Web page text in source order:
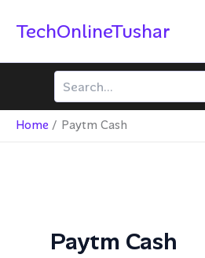
TechOnlineTushar
Search
Home Paytm Cash
Paytm Cash